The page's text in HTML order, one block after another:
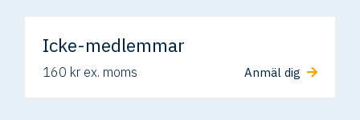
Icke-medlemmar
160 kr ex. moms Anmäl dig